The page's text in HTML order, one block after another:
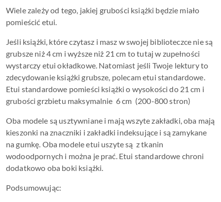
Wiele zależy od tego, jakiej grubości książki będzie miało
pomieścić etui.
Jeśli książki, które czytasz i masz w swojej biblioteczce nie są
grubsze niż 4 cm i wyższe niż 21 cm to tutaj w zupełności
wystarczy etui okładkowe. Natomiast jeśli Twoje lektury to
zdecydowanie książki grubsze, polecam etui standardowe.
Etui standardowe pomieści książki o wysokości do 21 cm i
grubości grzbietu maksymalnie 6 cm (200-800 stron)
Oba modele są usztywniane i mają wszyte zakładki, oba mają
kieszonki na znaczniki i zakładki indeksujące i są zamykane
na gumkę. Oba modele etui uszyte są z tkanin
wodoodpornych i można je prać. Etui standardowe chroni
dodatkowo oba boki książki.
Podsumowując: